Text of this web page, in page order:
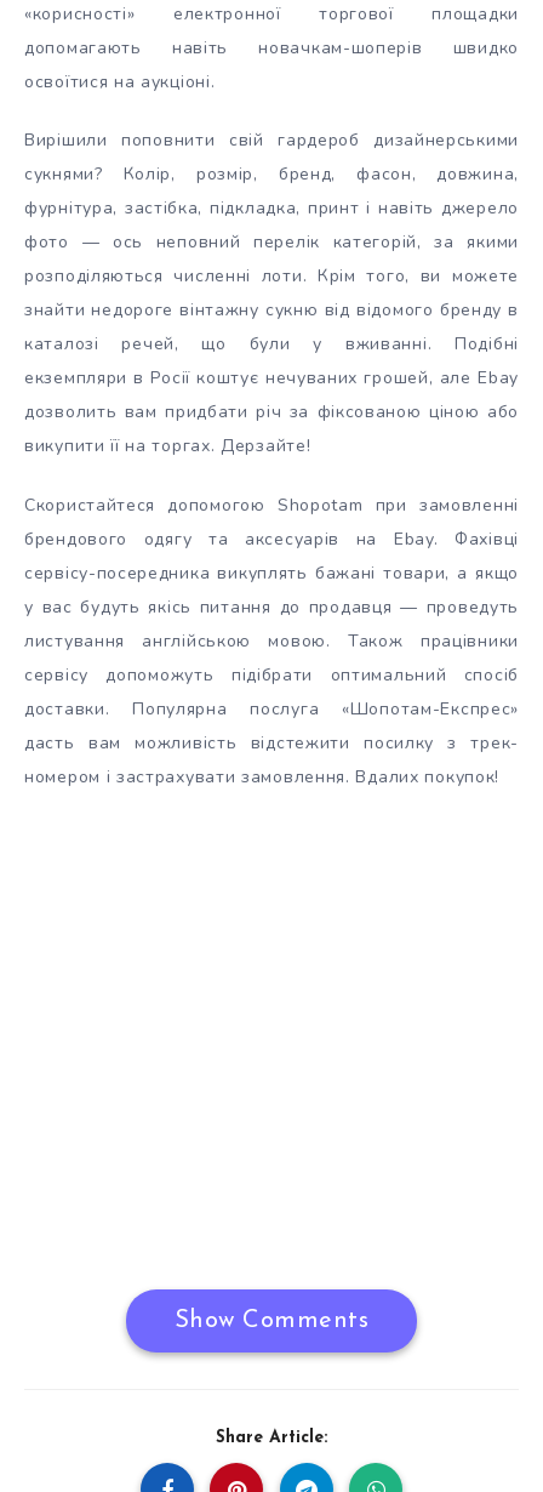
«корисності» електронної торгової площадки
допомагають навіть новачкам-шоперів швидко
освоїтися на аукціоні.
Вирішили поповнити свій гардероб дизайнерськими
сукнями? Колір, розмір, бренд, фасон, довжина,
фурнітура, застібка, підкладка, принт і навіть джерело
фото — ось неповний перелік категорій, за якими
розподіляються численні лоти. Крім того, ви можете
знайти недороге вінтажну сукню від відомого бренду в
каталозі речей, що були у вживанні. Подібні
екземпляри в Росії коштує нечуваних грошей, але Ebay
дозволить вам придбати річ за фіксованою ціною або
викупити її на торгах. Дерзайте!
Скористайтеся допомогою Shopotam при замовленні
брендового одягу та аксесуарів на Ebay. Фахівці
сервісу-посередника викуплять бажані товари, а якщо
у вас будуть якісь питання до продавця — проведуть
листування англійською мовою. Також працівники
сервісу допоможуть підібрати оптимальний спосіб
доставки. Популярна послуга «Шопотам-Експрес»
дасть вам можливість відстежити посилку з трек-
номером і застрахувати замовлення. Вдалих покупок!
Show Comments
Share Article: